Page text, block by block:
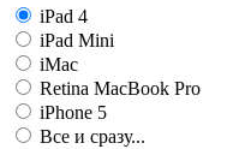
iPad 4
iPad Mini
iMac
Retina MacBook Pro
iPhone 5
Все и сразу...